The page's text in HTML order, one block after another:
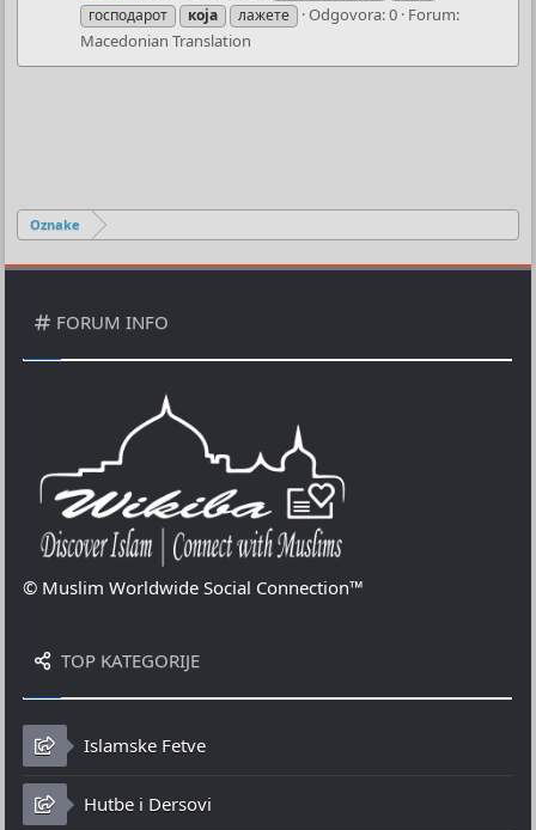
господарот
која лажете Odgovora: 0 Forum:
Macedonian Translation
Oznake
FORUM INFO
© Muslim Worldwide Social Connection™
TOP KATEGORIJE
Islamske Fetve
Hutbe i Dersovi